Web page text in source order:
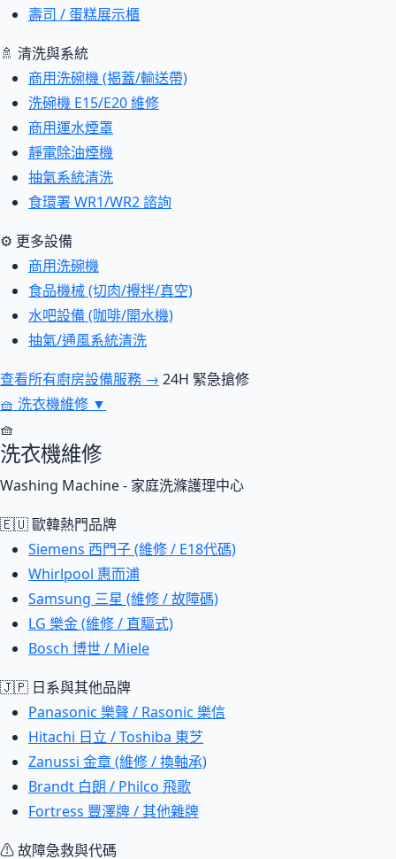
壽司 / 蛋糕展示櫃
🚿 清洗與系統
商用洗碗機 (揭蓋/輸送帶)
洗碗機 E15/E20 維修
商用運水煙罩
靜電除油煙機
抽氣系統清洗
食環署 WR1/WR2 諮詢
⚙ 更多設備
商用洗碗機
食品機械 (切肉/攪拌/真空)
水吧設備 (咖啡/開水機)
抽氣/通風系統清洗
查看所有廚房設備服務 → 24H 緊急搶修
🧺 洗衣機維修 ▼
🧺
洗衣機維修
Washing Machine - 家庭洗滌護理中心
🇪🇺 歐韓熱門品牌
Siemens 西門子 (維修 / E18代碼)
Whirlpool 惠而浦
Samsung 三星 (維修 / 故障碼)
LG 樂金 (維修 / 直驅式)
Bosch 博世 / Miele
🇯🇵 日系與其他品牌
Panasonic 樂聲 / Rasonic 樂信
Hitachi 日立 / Toshiba 東芝
Zanussi 金章 (維修 / 換軸承)
Brandt 白朗 / Philco 飛歌
Fortress 豐澤牌 / 其他雜牌
⚠ 故障急救與代碼